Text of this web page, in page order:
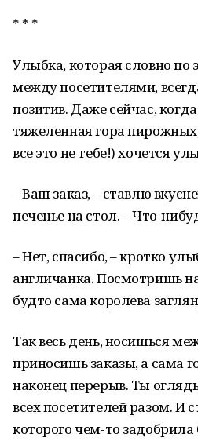
* * *
Улыбка, которая словно по
между посетителями,
позитив. Даже сейчас,
тяжеленная гора
все это не тебе!) хочется
– Ваш заказ, – ставлю
печенье на стол. – Что-
– Нет, спасибо, – кротко
англичанка. Посмотришь
будто сама королева
Так весь день, носишься
приносишь заказы, а сама
наконец перерыв. Ты
всех посетителей разом. И
которого чем-то задобрила